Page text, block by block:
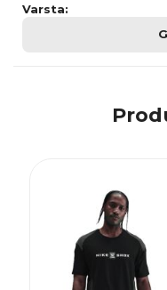
Varsta: